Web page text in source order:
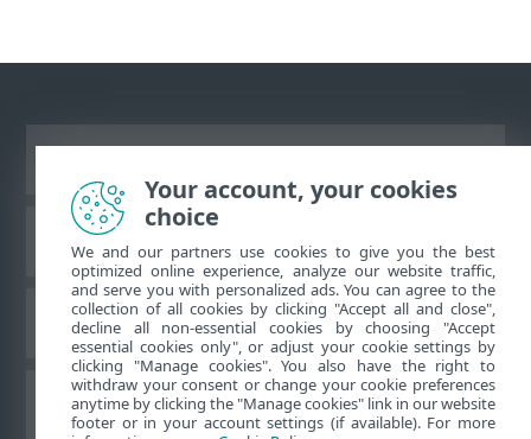
Base de conhecimento da ESET
Fórum ESET
Suporte regional
Your account, your cookies
choice
We and our partners use cookies to give you the best
optimized online experience, analyze our website traffic,
and serve you with personalized ads. You can agree to the
collection of all cookies by clicking "Accept all and close",
decline all non-essential cookies by choosing "Accept
essential cookies only", or adjust your cookie settings by
clicking "Manage cookies". You also have the right to
withdraw your consent or change your cookie preferences
anytime by clicking the "Manage cookies" link in our website
footer or in your account settings (if available). For more